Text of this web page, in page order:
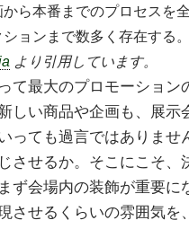
ら本番までのプロセスを
ョンまで数多く存在する。
より引用しています。
て最大のプロモーショ
しい商品や企画も、展
っても過言ではありま
させるか。そこにこそ
ず会場内の装飾が重要に
させるくらいの雰囲気